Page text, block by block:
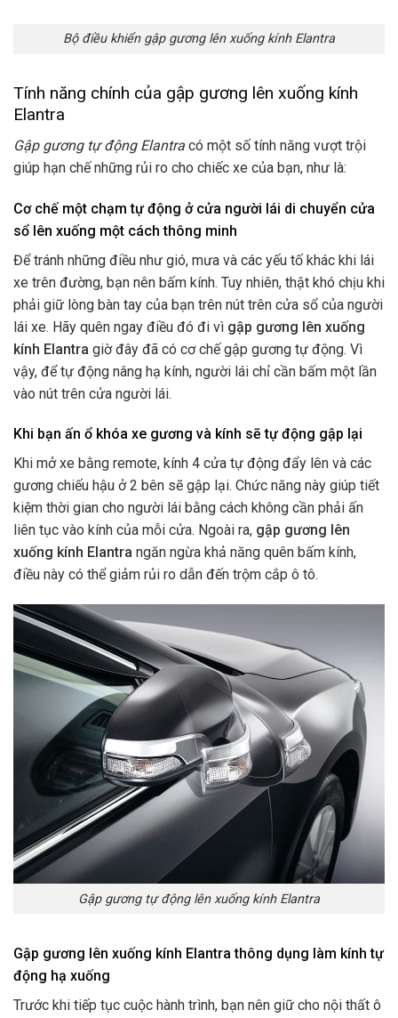
Bộ điều khiển gập gương lên xuống kính Elantra
Tính năng chính của gập gương lên xuống kính
Elantra
Gập gương tự động Elantra có một số tính năng vượt trội
giúp hạn chế những rủi ro cho chiếc xe của bạn, như là:
Cơ chế một chạm tự động ở cửa người lái di chuyển cửa
sổ lên xuống một cách thông minh
Để tránh những điều như gió, mưa và các yếu tố khác khi lái
xe trên đường, bạn nên bấm kính. Tuy nhiên, thật khó chịu khi
phải giữ lòng bàn tay của bạn trên nút trên cửa sổ của người
lái xe. Hãy quên ngay điều đó đi vì gập gương lên xuống
kính Elantra giờ đây đã có cơ chế gập gương tự động. Vì
vậy, để tự động nâng hạ kính, người lái chỉ cần bấm một lần
vào nút trên cửa người lái.
Khi bạn ấn ổ khóa xe gương và kính sẽ tự động gập lại
Khi mở xe bằng remote, kính 4 cửa tự động đẩy lên và các
gương chiếu hậu ở 2 bên sẽ gập lại. Chức năng này giúp tiết
kiệm thời gian cho người lái bằng cách không cần phải ấn
liên tục vào kính của mỗi cửa. Ngoài ra, gập gương lên
xuống kính Elantra ngăn ngừa khả năng quên bấm kính,
điều này có thể giảm rủi ro dẫn đến trộm cắp ô tô.
Gập gương tự động lên xuống kính Elantra
Gập gương lên xuống kính Elantra thông dụng làm kính tự
động hạ xuống
Trước khi tiếp tục cuộc hành trình, bạn nên giữ cho nội thất ô